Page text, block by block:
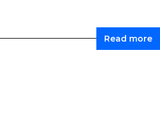
Read more